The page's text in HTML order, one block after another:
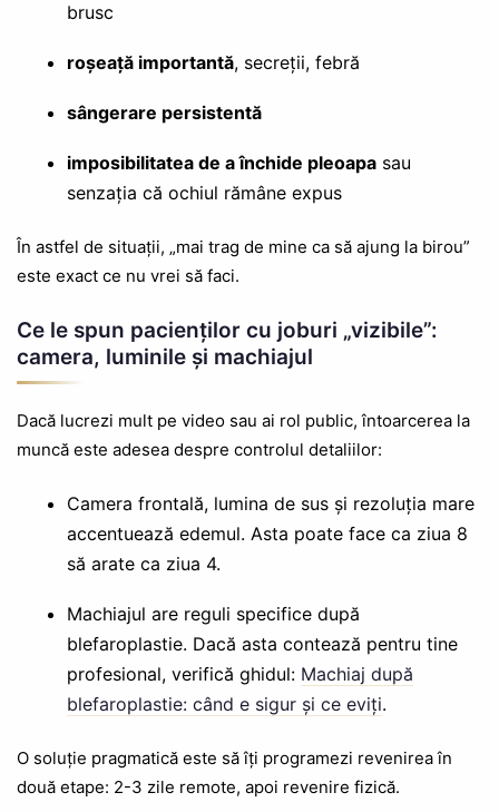
brusc
roșeață importantă, secreții, febră
sângerare persistentă
imposibilitatea de a închide pleoapasau
senzația că ochiul rămâne expus
În astfel de situații, „mai trag de mine ca să ajung la birou”
este exact ce nu vrei să faci.
Ce le spun pacienților cu joburi „vizibile”:
camera, luminile și machiajul
Dacă lucrezi mult pe video sau ai rol public, întoarcerea la
muncă este adesea despre controlul detaliilor:
Camera frontală, lumina de sus și rezoluția mare
accentuează edemul. Asta poate face ca ziua 8
să arate ca ziua 4.
Machiajul are reguli specifice după
blefaroplastie. Dacă asta contează pentru tine
profesional, verifică ghidul: Machiaj după
blefaroplastie: când e sigur și ce eviți.
O soluție pragmatică este să îți programezi revenirea în
două etape: 2-3 zile remote, apoi revenire fizică.